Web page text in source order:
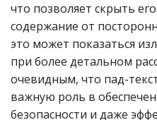
что позволяет скрыть
содержание от
это может показаться
при более детальном
очевидным, что пад-
важную роль в
безопасности и даже